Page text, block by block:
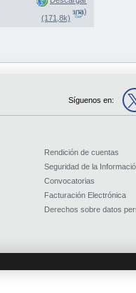
(171,8k)
(Abre una nueva ventana)
Síguenos en:
Rendición de cuentas
Seguridad de la
Convocatorias
Facturación Electrónica
Derechos sobre datos